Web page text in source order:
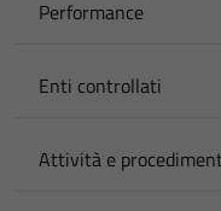
Performance
Enti controllati
Attività e